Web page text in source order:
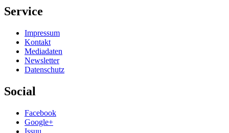
Service
Impressum
Kontakt
Mediadaten
Newsletter
Datenschutz
Social
Facebook
Google+
Issuu